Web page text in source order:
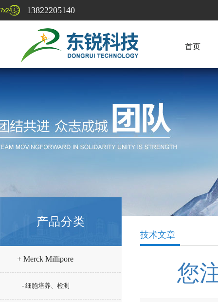
13822205140
首页
产品分类
+ Merck Millipore
- 细胞培养、检测
技术文章
您